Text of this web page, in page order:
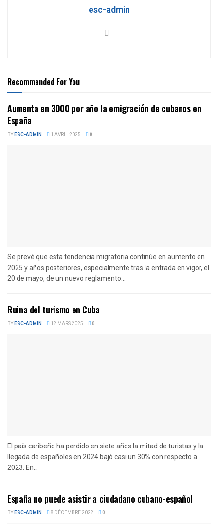
esc-admin
Recommended For You
Aumenta en 3000 por año la emigración de cubanos en
España
BYESC-ADMIN 1 AVRIL 2025 0
Se prevé que esta tendencia migratoria continúe en aumento en
2025 y años posteriores, especialmente tras la entrada en vigor, el
20 de mayo, de un nuevo reglamento...
Ruina del turismo en Cuba
BYESC-ADMIN 12 MARS 2025 0
El país caribeño ha perdido en siete años la mitad de turistas y la
llegada de españoles en 2024 bajó casi un 30% con respecto a
2023. En...
España no puede asistir a ciudadano cubano-español
BYESC-ADMIN 8 DÉCEMBRE 2022 0